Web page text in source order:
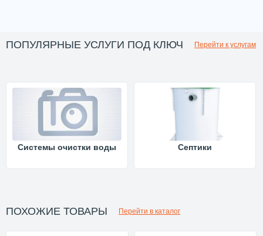
ПОПУЛЯРНЫЕ УСЛУГИ ПОД КЛЮЧ Перейти к услугам
Системы очистки воды Септики
ПОХОЖИЕ ТОВАРЫ Перейти в каталог